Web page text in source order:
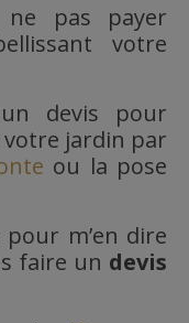
ne pas payer
votre
devis pour
votre jardin par
ou la pose
pour m’en dire
faire un devis